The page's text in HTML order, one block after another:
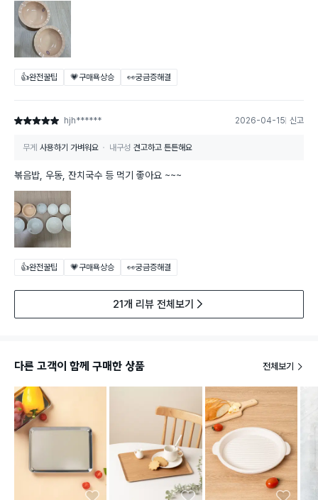
👍완전꿀팁 💗구매욕상승 👀궁금증해결
별점 5점 hjh****** 2026-04-15 신고
무게 사용하기 가벼워요 내구성 견고하고 튼튼해요
볶음밥, 우동, 잔치국수 등 먹기 좋아요 ~~~
👍완전꿀팁 💗구매욕상승 👀궁금증해결
21개 리뷰 전체보기
다른 고객이 함께 구매한 상품 전체보기